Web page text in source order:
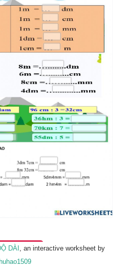
DÀI
, an interactive worksheet by